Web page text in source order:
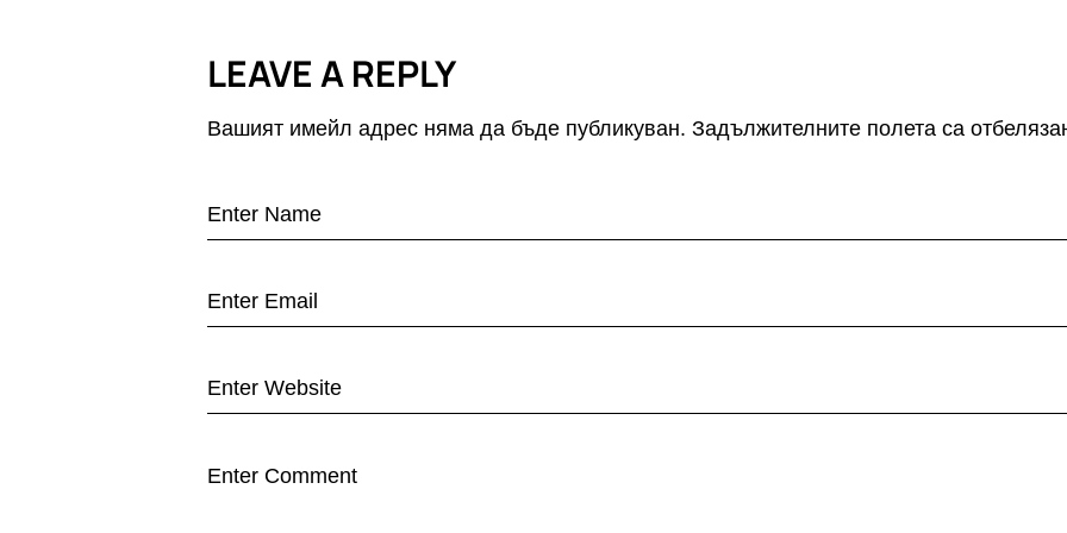
LEAVE A REPLY
Вашият имейл адрес няма да бъде публикуван. Задължителните полета са